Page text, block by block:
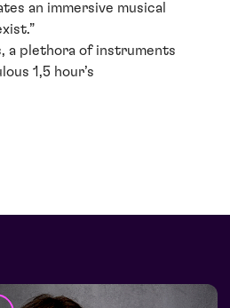
an immersive musical
a plethora of instruments
1,5 hour’s